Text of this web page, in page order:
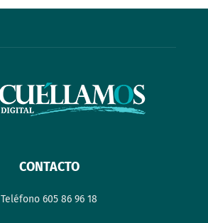
CONTACTO
Teléfono 605 86 96 18